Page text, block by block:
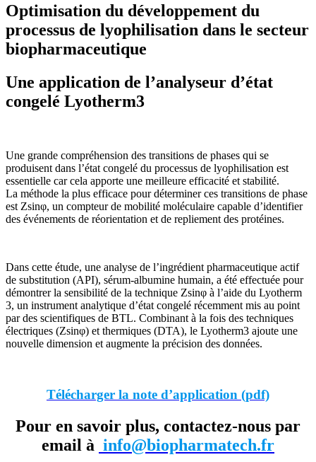
Optimisation du développement du
processus de lyophilisation dans le secteur
biopharmaceutique
Une application de l’analyseur d’état
congelé Lyotherm3
Une grande compréhension des transitions de phases qui se
produisent dans l’état congelé du processus de lyophilisation est
essentielle car cela apporte une meilleure efficacité et stabilité.
La méthode la plus efficace pour déterminer ces transitions de phase
est Zsinφ, un compteur de mobilité moléculaire capable d’identifier
des événements de réorientation et de repliement des protéines.
Dans cette étude, une analyse de l’ingrédient pharmaceutique actif
de substitution (API), sérum-albumine humain, a été effectuée pour
démontrer la sensibilité de la technique Zsinφ à l’aide du Lyotherm
3, un instrument analytique d’état congelé récemment mis au point
par des scientifiques de BTL. Combinant à la fois des techniques
électriques (Zsinφ) et thermiques (DTA), le Lyotherm3 ajoute une
nouvelle dimension et augmente la précision des données.
Télécharger la note d’application (pdf)
Pour en savoir plus, contactez-nous par
email à info@biopharmatech.fr